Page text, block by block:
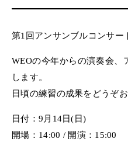
第1回アンサンブルコンサー
WEOの今年からの演奏会、
します。
日頃の練習の成果をどうぞ
日付：9月14日(日)
開場：14:00 / 開演：15:00